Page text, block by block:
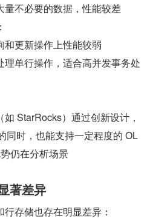
量不必要的数据，性能较差
：
和更新操作上性能较弱
理单行操作，适合高并发事务处
StarRocks）通过创新设计，
同时，也能支持一定程度的 OL
仍在分析场景
著差异
存储也存在明显差异：